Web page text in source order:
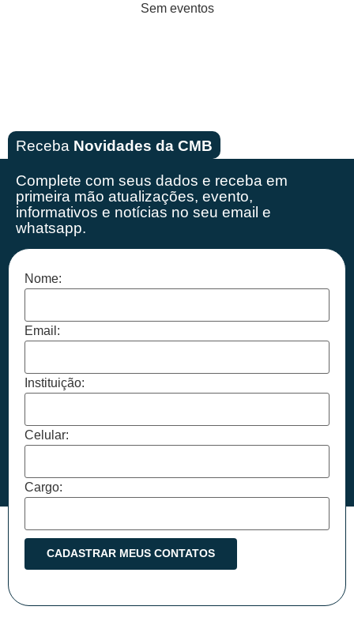
Sem eventos
Receba Novidades da CMB
Complete com seus dados e receba em
primeira mão atualizações, evento,
informativos e notícias no seu email e
whatsapp.
Nome:
Email:
Instituição:
Celular:
Cargo: